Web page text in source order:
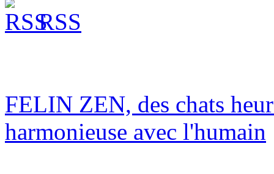
RSS
FELIN ZEN, des chats
harmonieuse avec l'humain